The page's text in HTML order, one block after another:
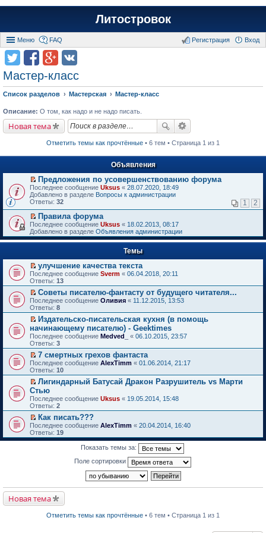
Литостровок
Меню FAQ Вход
Регистрация
Мастер-класс
Список разделов Мастерская Мастер-класс
Описание: О том, как надо и не надо писать.
Новая тема
Отметить темы как прочтённые • 6 тем • Страница 1 из 1
Объявления
П
е
р
й
т
и
к
п
в
о
м
у
н
е
п
р
о
ч
и
т
а
н
н
о
м
у
с
о
о
б
щ
е
н
и
Предложения по усовершенствованию форума
Последнее сообщение Uksus « 28.07.2020, 18:49
Добавлено в разделе Вопросы к администрации
Ответы: 32 1 2
П
е
р
е
т
и
к
п
е
р
в
о
м
у
н
е
п
р
о
ч
и
т
а
н
н
о
м
у
с
о
ю
Правила форума
Последнее сообщение Uksus « 18.02.2013, 08:17
Добавлено в разделе Объявления администрации
Темы
П
е
р
е
й
т
и
к
п
е
р
в
о
м
у
н
е
п
р
о
ч
и
т
а
н
о
о
б
щ
улучшение качества текста
Последнее сообщение Sverm « 06.04.2018, 20:11
Ответы: 13
П
е
р
е
й
т
и
к
п
е
р
в
о
м
у
н
е
п
р
о
ч
м
у
с
Советы писателю-фантасту от будущего читателя...
Последнее сообщение Оливия « 11.12.2015, 13:53
Ответы: 8
П
е
р
е
й
т
и
к
п
е
р
в
о
м
у
н
е
а
н
н
Издательско-писательская кухня (в помощь
начинающему писателю) - Geektimes
Последнее сообщение Medved_ « 06.10.2015, 23:57
Ответы: 3
П
е
р
е
й
т
и
к
п
е
р
в
р
о
ч
7 смертных грехов фантаста
Последнее сообщение AlexTimm « 01.06.2014, 21:17
Ответы: 10
П
е
р
е
й
т
и
к
у
е
Лигиндарный Батусай Дракон Разрушитель vs Марти
Стью
Последнее сообщение Uksus « 19.05.2014, 15:48
Ответы: 2
П
е
р
е
в
Как писать???
Последнее сообщение AlexTimm « 20.04.2014, 16:40
Ответы: 19
Показать темы за:
Поле сортировки
Новая тема
Отметить темы как прочтённые • 6 тем • Страница 1 из 1